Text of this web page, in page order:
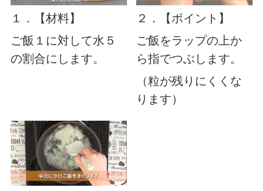
１．【材料】
ご飯１に対して水５
の割合にします。
２．【ポイント】
ご飯をラップの上か
ら指でつぶします。
（粒が残りにくくな
ります）